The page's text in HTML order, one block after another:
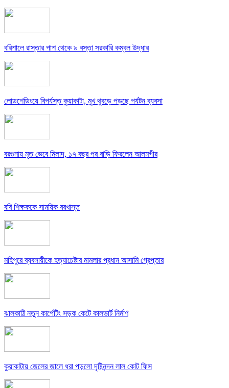
বরিশালে রাস্তার পাশ থেকে ৯ বস্তা সরকারি কম্বল উদ্ধার
লোডশেডিংয়ে বিপর্যস্ত কুয়াকাটা, মুখ থুবড়ে পড়ছে পর্যটন ব্যবসা
বরগুনায় মৃত ভেবে মিলাদ, ১৭ বছর পর বাড়ি ফিরলেন আলমগীর
ববি শিক্ষককে সাময়িক বরখাস্ত
মহিপুরে ব্যবসায়ীকে হত্যাচেষ্টার মামলার প্রধান আসামি গ্রেপ্তার
ঝালকাঠি নতুন কার্পেটিং সড়ক কেটে কালভার্ট নির্মাণ
কুয়াকাটায় জেলের জালে ধরা পড়লো দৃষ্টিনন্দন লাল কোট ফিস